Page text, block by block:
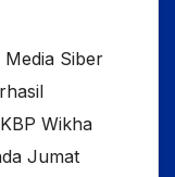
Media Siber
Wikha
Jumat